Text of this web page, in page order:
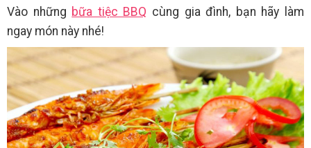
Vào những bữa tiệc BBQ cùng gia đình, bạn hãy làm
ngay món này nhé!